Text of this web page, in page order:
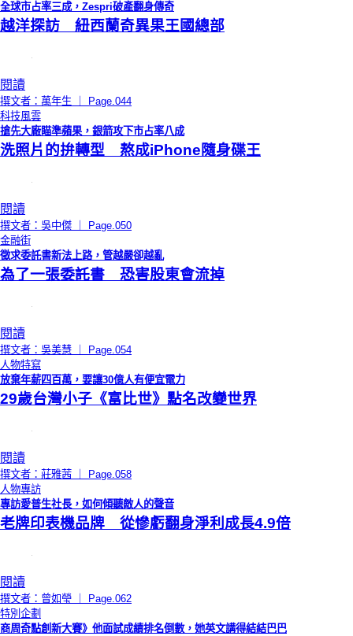
全球市占率三成，Zespri破產翻身傳奇
越洋探訪 紐西蘭奇異果王國總部
閱讀
撰文者：萬年生 ｜ Page.044
科技風雲
搶先大廠瞄準蘋果，銀箭攻下市占率八成
洗照片的拚轉型 熬成iPhone隨身碟王
閱讀
撰文者：吳中傑 ｜ Page.050
金融街
徵求委託書新法上路，管越嚴卻越亂
為了一張委託書 恐害股東會流掉
閱讀
撰文者：吳美慧 ｜ Page.054
人物特寫
放棄年薪四百萬，要讓30億人有便宜電力
29歲台灣小子《富比世》點名改變世界
閱讀
撰文者：莊雅茜 ｜ Page.058
人物專訪
專訪愛普生社長，如何傾聽敵人的聲音
老牌印表機品牌 從慘虧翻身淨利成長4.9倍
閱讀
撰文者：曾如瑩 ｜ Page.062
特別企劃
商周奇點創新大賽》他面試成績排名倒數，她英文講得結結巴巴